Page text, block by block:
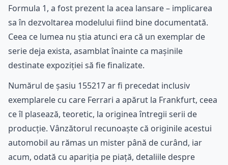
Formula 1, a fost prezent la acea lansare – implicarea
sa în dezvoltarea modelului fiind bine documentată.
Ceea ce lumea nu știa atunci era că un exemplar de
serie deja exista, asamblat înainte ca mașinile
destinate expoziției să fie finalizate.
Numărul de șasiu 155217 ar fi precedat inclusiv
exemplarele cu care Ferrari a apărut la Frankfurt, ceea
ce îl plasează, teoretic, la originea întregii serii de
producție. Vânzătorul recunoaște că originile acestui
automobil au rămas un mister până de curând, iar
acum, odată cu apariția pe piață, detaliile despre